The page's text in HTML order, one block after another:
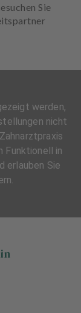
Sie
werden,
nicht
Funktionell in
erlauben Sie